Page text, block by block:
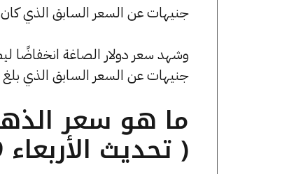
جنيهات عن السعر السابق الذي كان 4544.83 جنيهًا للبيع و0 جنيهًا للشراء.
جنيهات عن السعر السابق الذي بلغ 53.69 جنيهًا للبيع و0 جنيهًا للشراء.
( تحديث الأربعاء 29 أبريل الساعة 7:20 مساءً )